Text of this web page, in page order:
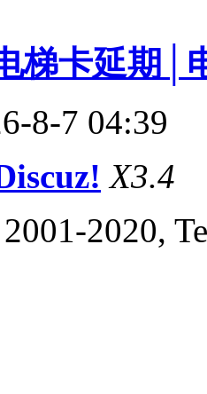
梯卡延期│
8-7 04:39
X3.4
2020,